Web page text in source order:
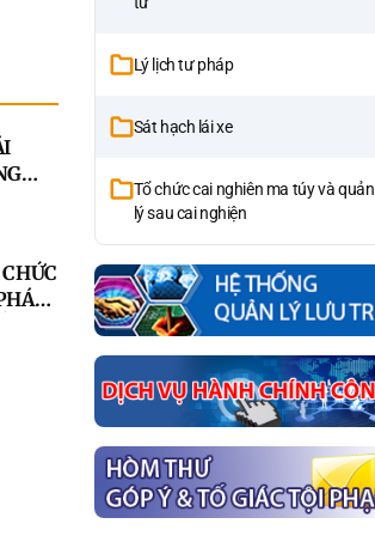
TIN
Lý lịch tư pháp
Sát hạch lái xe
Tổ chức cai nghiên ma túy và quản
lý sau cai nghiện